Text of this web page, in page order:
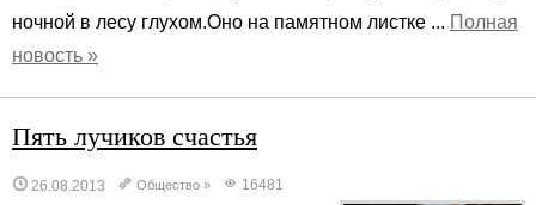
ночной в лесу глухом.Оно на памятном листке ... Полная
новость »
Пять лучиков счастья
26.08.2013 Общество » 16481